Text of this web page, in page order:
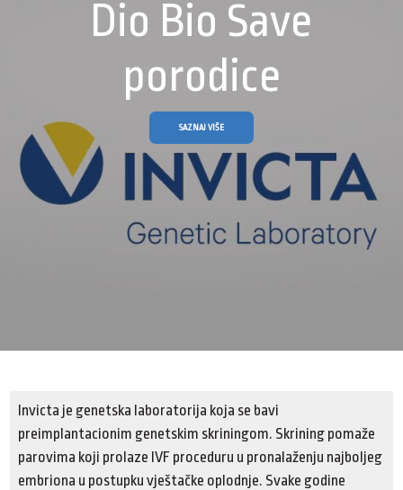
Dio Bio Save
porodice
SAZNAJ VIŠE
Invicta je genetska laboratorija koja se bavi
preimplantacionim genetskim skriningom. Skrining pomaže
parovima koji prolaze IVF proceduru u pronalaženju najboljeg
embriona u postupku vještačke oplodnje. Svake godine